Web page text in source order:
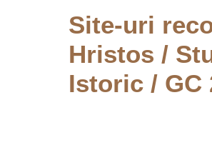
Site-uri
Hristos /
Istoric/ GC